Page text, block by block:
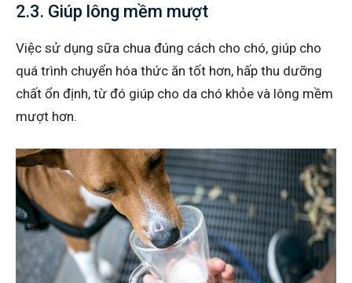
2.3. Giúp lông mềm mượt
Việc sử dụng sữa chua đúng cách cho chó, giúp cho
quá trình chuyển hóa thức ăn tốt hơn, hấp thu dưỡng
chất ổn định, từ đó giúp cho da chó khỏe và lông mềm
mượt hơn.